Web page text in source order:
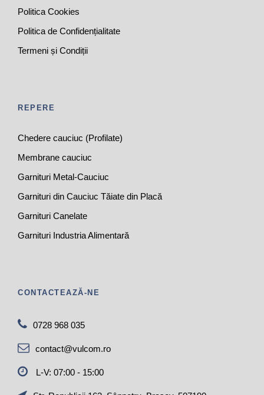
Politica Cookies
Politica de Confidențialitate
Termeni și Condiții
REPERE
Chedere cauciuc (Profilate)
Membrane cauciuc
Garnituri Metal-Cauciuc
Garnituri din Cauciuc Tăiate din Placă
Garnituri Canelate
Garnituri Industria Alimentară
CONTACTEAZĂ-NE
0728 968 035
contact@vulcom.ro
L-V: 07:00 - 15:00